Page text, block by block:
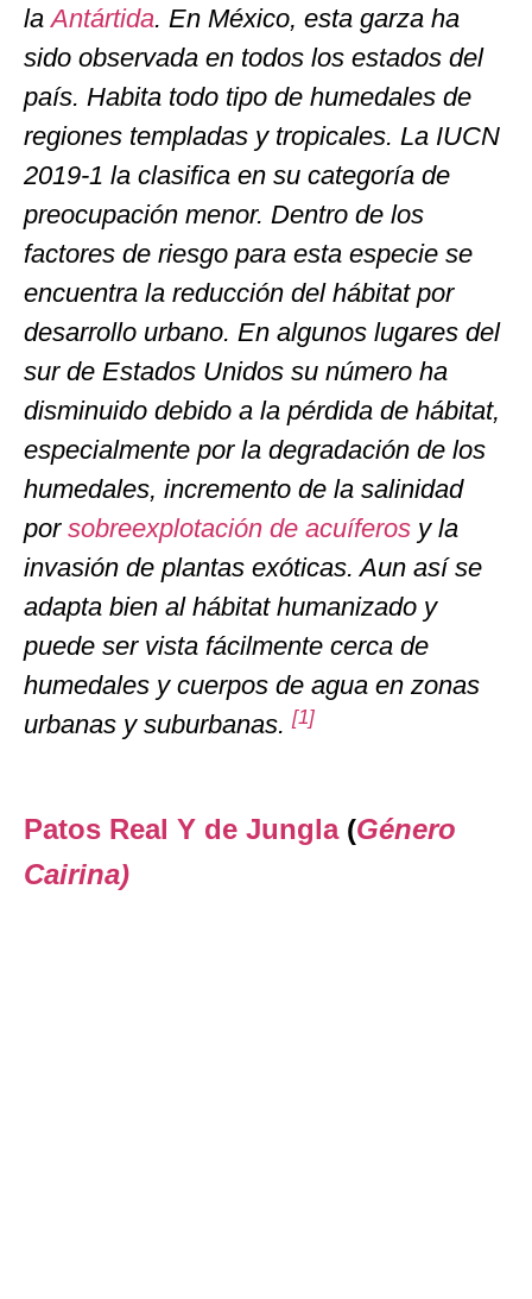
laAntártida. En México, esta garza ha
sido observada en todos los estados del
país. Habita todo tipo de humedales de
regiones templadas y tropicales. La IUCN
2019-1 la clasifica en su categoría de
preocupación menor. Dentro de los
factores de riesgo para esta especie se
encuentra la reducción del hábitat por
desarrollo urbano. En algunos lugares del
sur de Estados Unidos su número ha
disminuido debido a la pérdida de hábitat,
especialmente por la degradación de los
humedales, incremento de la salinidad
por sobreexplotación de acuíferos y la
invasión de plantas exóticas. Aun así se
adapta bien al hábitat humanizado y
puede ser vista fácilmente cerca de
humedales y cuerpos de agua en zonas
urbanas y suburbanas.[1]
Patos Real Y de Jungla(Género
Cairina)